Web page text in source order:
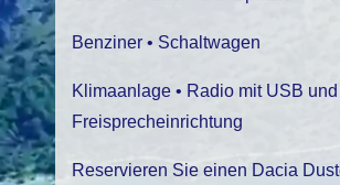
Benziner • Schaltwagen
Klimaanlage • Radio mit USB und
Freisprecheinrichtung
Reservieren Sie einen Dacia